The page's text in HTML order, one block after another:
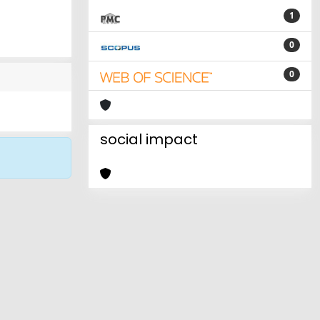
1
0
0
social impact